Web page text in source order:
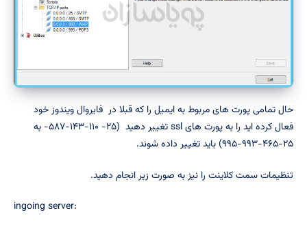
حال تمامی پورت های مربوط به ایمیل را که قبلا در فایروال ویندوز خود
فعال کرده اید را به پورت های ssl تغییر دهید (۲۵- ۱۱۰-۱۴۳-۵۸۷- به
۲۵-۴۶۵-۹۹۳-۹۹۵) باید تغییر داده شوند.
تنظیمات سمت کلاینت را نیز به صورت زیر انجام دهید.
ingoing server: